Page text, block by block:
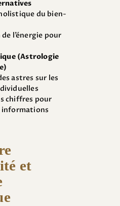
du bien-
l’énergie pour
(Astrologie
astres sur les
chiffres pour
informations
et